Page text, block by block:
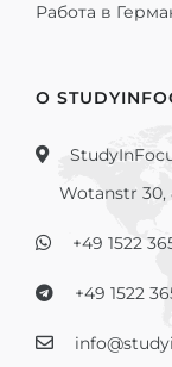
Работа в
О
Wotanstr 30,
+49 1522
+49 1522